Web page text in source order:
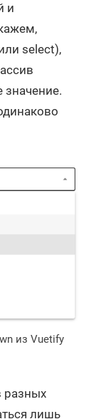
и
select),
из Vuetify
разных
лишь